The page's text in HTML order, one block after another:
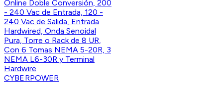
CYBERPOWER